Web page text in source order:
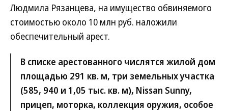
Людмила Рязанцева, на имущество обвиняемого
стоимостью около 10 млн руб. наложили
обеспечительный арест.
В списке арестованного числятся жилой дом
площадью 291 кв. м, три земельных участка
(585, 940 и 1,05 тыс. кв. м), Nissan Sunny,
прицеп, моторка, коллекция оружия, особое